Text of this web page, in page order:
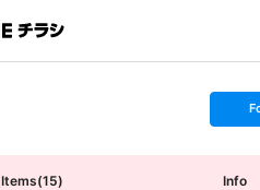
s
t
o
Items(15) Info